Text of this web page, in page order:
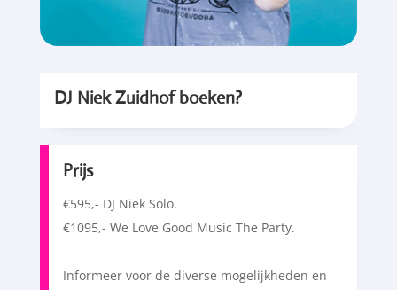
DJ Niek Zuidhof boeken?
Prijs
€595,- DJ Niek Solo.
€1095,- We Love Good Music The Party.
Informeer voor de diverse mogelijkheden en